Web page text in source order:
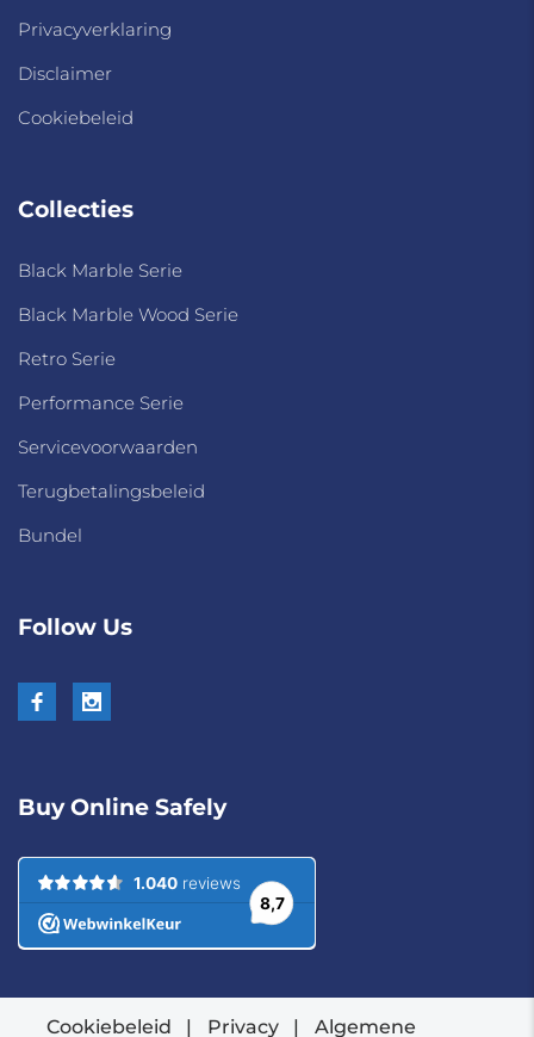
Privacyverklaring
Disclaimer
Cookiebeleid
Collecties
Black Marble Serie
Black Marble Wood Serie
Retro Serie
Performance Serie
Servicevoorwaarden
Terugbetalingsbeleid
Bundel
Follow Us
Buy Online Safely
Cookiebeleid | Privacy | Algemene